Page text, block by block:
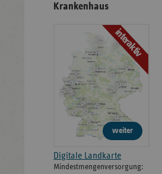
Krankenhaus
interaktiv
weiter
Digitale Landkarte
Mindestmengenversorgung: